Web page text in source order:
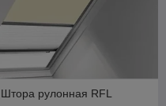
Штора рулонная RFL